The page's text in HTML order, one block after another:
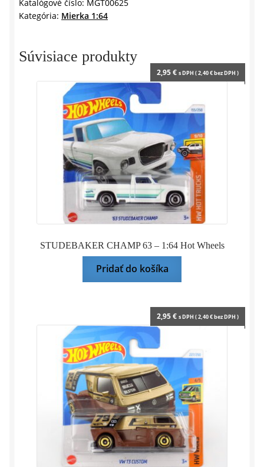
1975
MINIGT
Katalógové číslo: MGT00625
Kategória: Mierka 1:64
Súvisiace produkty
STUDEBAKER CHAMP 63 – 1:64 Hot Wheels
2,95€ s DPH (2,40€bez DPH )
Pridať do košíka
2,95€ s DPH (2,40€bez DPH )